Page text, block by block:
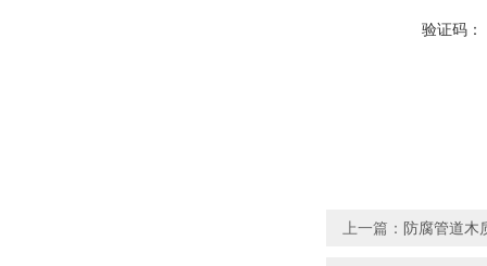
验证码：
上一篇： 防腐管道木